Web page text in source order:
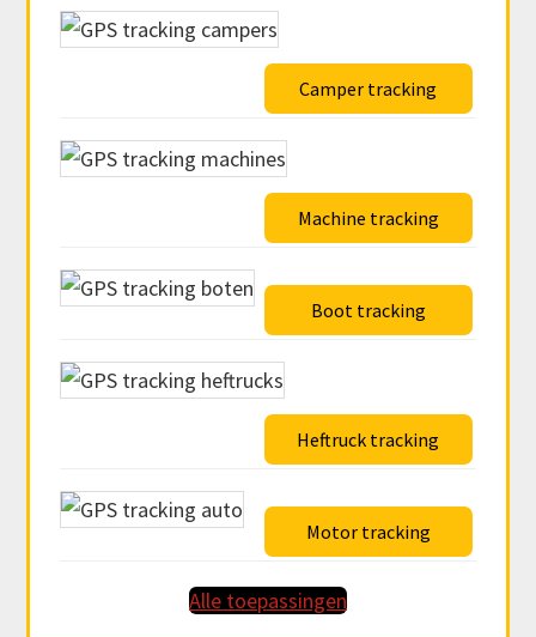
Camper tracking
Machine tracking
Boot tracking
Heftruck tracking
Motor tracking
Alle toepassingen